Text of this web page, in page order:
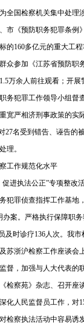
全国检察机关集中处
《预防职务犯罪条例
的160多亿元的重大工
众参加《江苏省预防
万余人前往观看；开
务犯罪工作领导小组
严相济刑事政策的实
27名受到错告、诬告
理。
工作规范化水平
执法公正”专项整改
罪侦查指挥工作基地
案。严格执行保障职
及时诊疗136人次。我
苏浙沪检察工作座谈会
，加强与人大代表的
检察苑》杂志、召开
化人民监督员工作，
检察执法活动中容易